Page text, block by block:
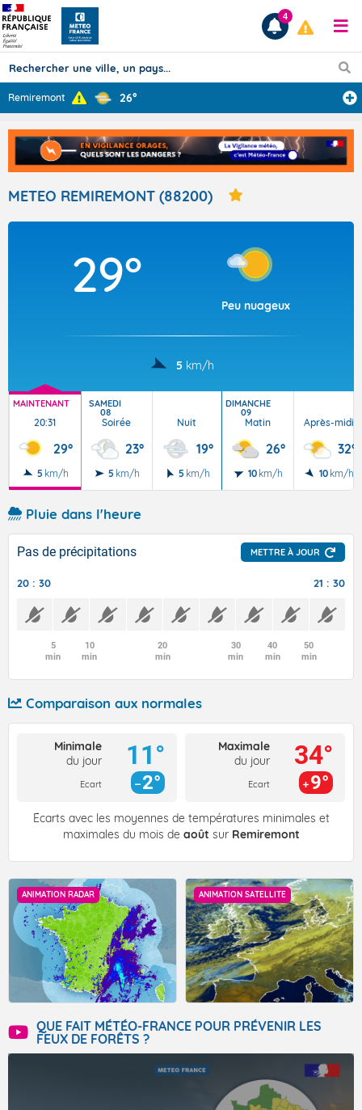
Prévisions
TOUS LES RÉSULTATS
Articles
4
Remiremont 26°
METEO REMIREMONT (88200)
29°
Peu nuageux
5 km/h
MAINTENANT
20:31
29°
5 km/h
SAMEDI
08
Soirée
23°
5 km/h
Nuit
19°
5 km/h
DIMANCHE
09
Matin
26°
10 km/h
Après-midi
32°
10 km/h
Pluie dans l'heure
Pas de précipitations METTRE À JOUR
20 : 30 21 : 30
5
min
10
min
20
min
30
min
40
min
50
min
Comparaison aux normales
Minimale
du jour
Ecart
11°
2°
Maximale
du jour
Ecart
34°
9°
Écarts avec les moyennes de températures minimales et
maximales du mois de août sur Remiremont
ANIMATION RADAR ANIMATION SATELLITE
QUE FAIT MÉTÉO-FRANCE POUR PRÉVENIR LES
FEUX DE FORÊTS ?